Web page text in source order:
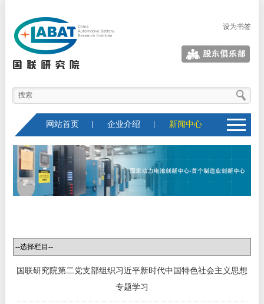
设为书签
股东俱乐部
网站首页 企业介绍 新闻中心
国联研究院第二党支部组织习近平新时代中国特色社会主义思想
专题学习